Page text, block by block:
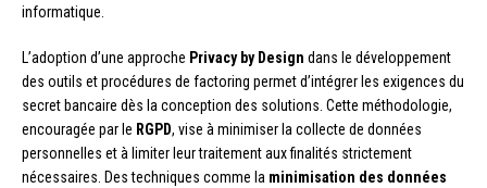
informatique.
L’adoption d’une approche Privacy by Design dans le développement
des outils et procédures de factoring permet d’intégrer les exigences du
secret bancaire dès la conception des solutions. Cette méthodologie,
encouragée par le RGPD, vise à minimiser la collecte de données
personnelles et à limiter leur traitement aux finalités strictement
nécessaires. Des techniques comme la minimisation des données